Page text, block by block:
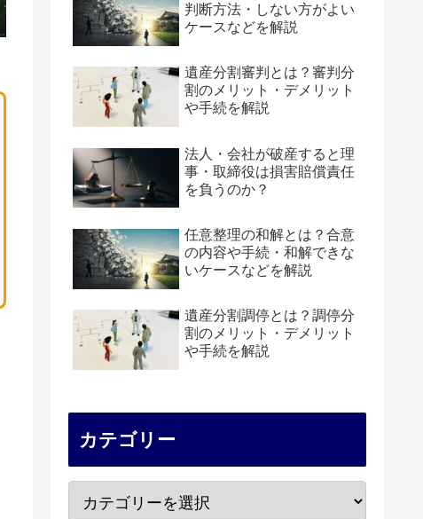
判断方法・しない方がよい
ケースなどを解説
遺産分割審判とは？審判分
割のメリット・デメリット
や手続を解説
法人・会社が破産すると理
事・取締役は損害賠償責任
を負うのか？
任意整理の和解とは？合意
の内容や手続・和解できな
いケースなどを解説
遺産分割調停とは？調停分
割のメリット・デメリット
や手続を解説
カテゴリー